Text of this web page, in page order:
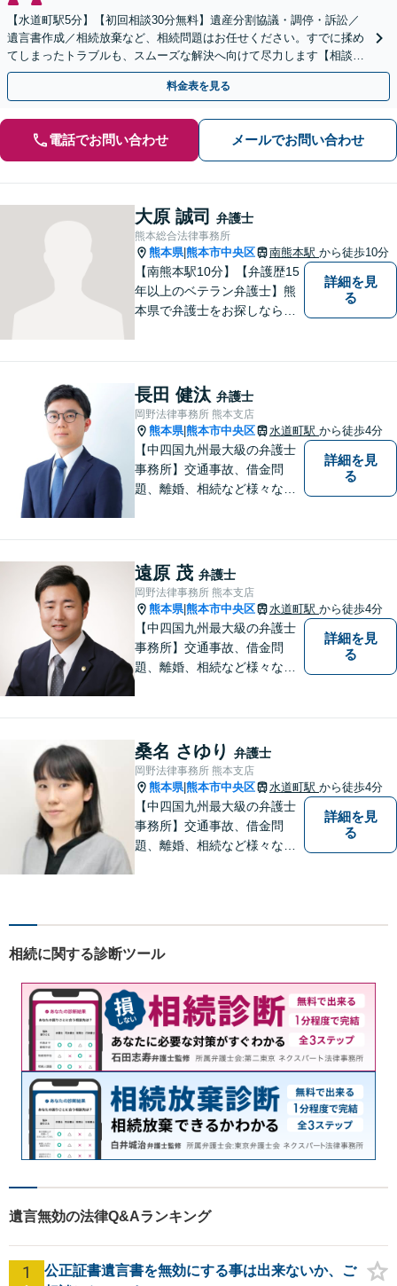
【水道町駅5分】【初回相談30分無料】遺産分割協議・調停・訴訟／
遺言書作成／相続放棄など、相続問題はお任せください。すでに揉め
てしまったトラブルも、スムーズな解決へ向けて尽力します【相談実
績3万件の事務所】【休日・夜間対応可】
料金表を見る
電話でお問い合わせ メールでお問い合わせ
大原 誠司 弁護士
熊本総合法律事務所
熊本県|熊本市中央区 南熊本駅 から徒歩10分
【南熊本駅10分】【弁護歴15
年以上のベテラン弁護士】熊
本県で弁護士をお探しなら、
ています。皆様にとって一番
のパートナーとなれるよう、
精一杯取り組ませていただき
ます。
詳細を見
る
長田 健汰 弁護士
岡野法律事務所 熊本支店
熊本県|熊本市中央区 水道町駅 から徒歩4分
【中四国九州最大級の弁護士
事務所】交通事故、借金問
題、離婚、相続など様々な問
い！
詳細を見
る
遠原 茂 弁護士
岡野法律事務所 熊本支店
熊本県|熊本市中央区 水道町駅 から徒歩4分
【中四国九州最大級の弁護士
事務所】交通事故、借金問
題、離婚、相続など様々な問
い！
詳細を見
る
桑名 さゆり 弁護士
岡野法律事務所 熊本支店
熊本県|熊本市中央区 水道町駅 から徒歩4分
【中四国九州最大級の弁護士
事務所】交通事故、借金問
題、離婚、相続など様々な問
い！
詳細を見
る
相続に関する診断ツール
遺言無効の法律Q&Aランキング
1
公正証書遺言書を無効にする事は出来ないか、ご